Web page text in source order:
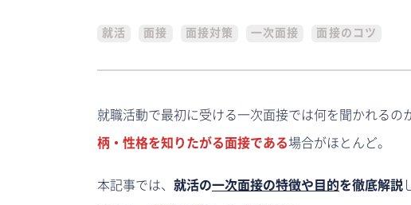
就活 面接 面接対策 一次面接 面接のコツ
就職活動で最初に受ける一次面接では何を聞かれるの
柄・性格を知りたがる面接である場合がほとんど。
本記事では、 就活の一次面接の特徴や目的を徹底解説